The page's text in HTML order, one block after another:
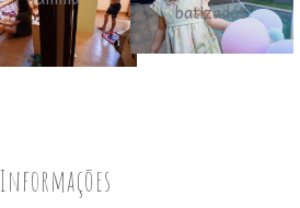
Informações